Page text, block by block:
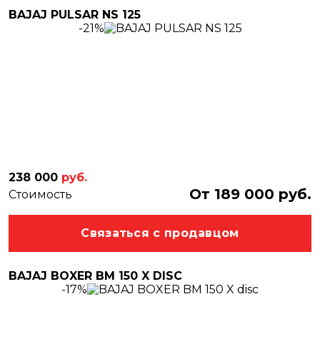
BAJAJ PULSAR NS 125
-21%
238 000 руб.
Стоимость
От 189 000 руб.
Связаться с продавцом
BAJAJ BOXER BM 150 X DISC
-17%